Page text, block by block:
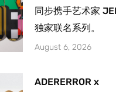
同步携手艺术家
独家联名系列。
August 6, 2026
ADERERROR x